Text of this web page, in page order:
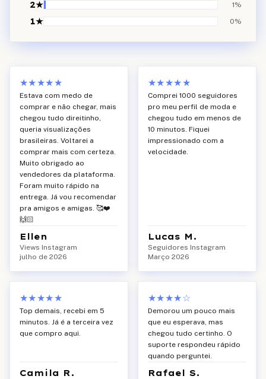
2★ 1%
1★ 0%
★★★★★
Estava com medo de
comprar e não chegar, mais
chegou tudo direitinho,
queria visualizações
brasileiras. Voltarei a
comprar mais com certeza.
Muito obrigado ao
vendedores da plataforma.
Foram muito rápido na
entrega. Já vou recomendar
pra amigos e amigas. 🥰❤️
🙌🏻
Ellen
Views Instagram
julho de 2026
★★★★★
Comprei 1000 seguidores
pro meu perfil de moda e
chegou tudo em menos de
10 minutos. Fiquei
impressionado com a
velocidade.
Lucas M.
Seguidores Instagram
Março 2026
★★★★★
Top demais, recebi em 5
minutos. Já é a terceira vez
que compro aqui.
Camila R.
★★★★☆
Demorou um pouco mais
que eu esperava, mas
chegou tudo certinho. O
suporte respondeu rápido
quando perguntei.
Rafael S.